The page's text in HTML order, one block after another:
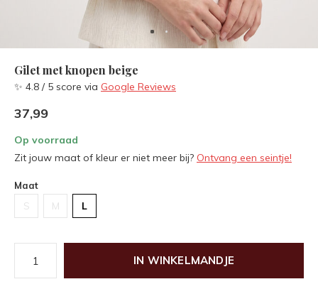
Gilet met knopen beige
✨ 4.8 / 5 score via Google Reviews
37,99
Op voorraad
Zit jouw maat of kleur er niet meer bij? Ontvang een seintje!
Maat
S M L
IN WINKELMANDJE